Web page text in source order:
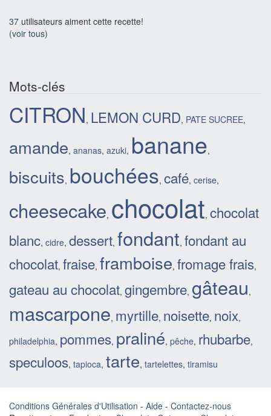
37 utilisateurs aiment cette recette!
(voir tous)
Mots-clés
CITRON, LEMON CURD, PATE SUCREE,
amande, ananas, azuki, banane,
biscuits, bouchées, café, cerise,
cheesecake, chocolat, chocolat
blanc, cidre, dessert, fondant, fondant au
chocolat, fraise, framboise, fromage frais,
gateau au chocolat, gingembre, gâteau,
mascarpone, myrtille, noisette, noix,
philadelphia, pommes, praliné, pêche, rhubarbe,
speculoos, tapioca, tarte, tartelettes, tiramisu
Conditions Générales d'Utilisation - Aide - Contactez-nous